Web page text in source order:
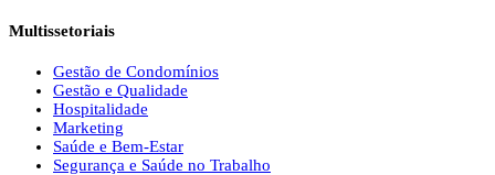
Multissetoriais
Gestão de Condomínios
Gestão e Qualidade
Hospitalidade
Marketing
Saúde e Bem-Estar
Segurança e Saúde no Trabalho